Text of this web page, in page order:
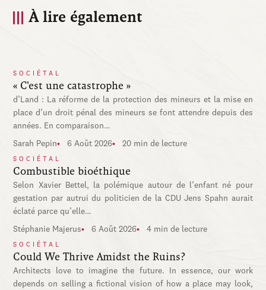
À lire également
SOCIÉTAL
« C'est une catastrophe »
d’Land : La réforme de la protection des mineurs et la mise en
place d’un droit pénal des mineurs se font attendre depuis des
années. En comparaison…
Sarah Pepin 6 Août 2026 20 min de lecture
SOCIÉTAL
Combustible bioéthique
Selon Xavier Bettel, la polémique autour de l’enfant né pour
gestation par autrui du politicien de la CDU Jens Spahn aurait
éclaté parce qu’elle…
Stéphanie Majerus 6 Août 2026 4 min de lecture
SOCIÉTAL
Could We Thrive Amidst the Ruins?
Architects love to imagine the future. In essence, our work
depends on selling a fictional vision of how a place may look,